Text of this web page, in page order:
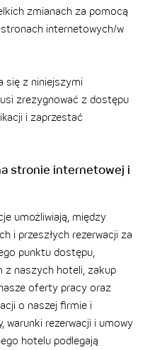
zmianach za pomocą
internetowych/w
się z niniejszymi
zrezygnować z dostępu
i zaprzestać
stronie internetowej i
umożliwiają, między
i przeszłych rezerwacji za
punktu dostępu,
z naszych hoteli, zakup
oferty pracy oraz
o naszej firmie i
rezerwacji i umowy
hotelu podlegają